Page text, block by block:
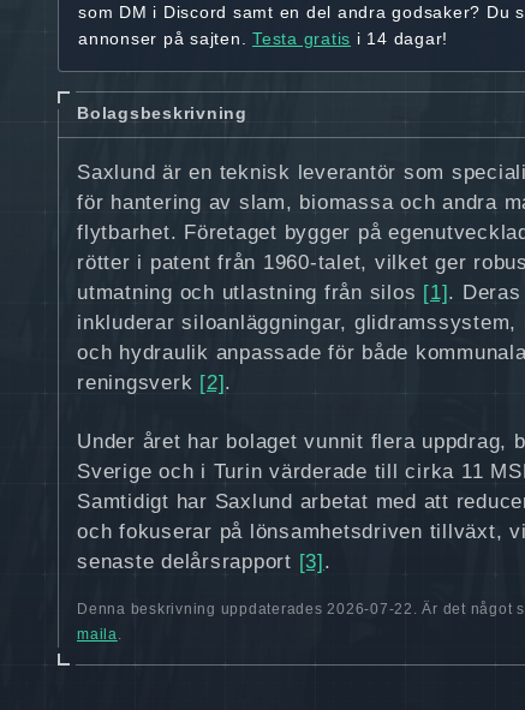
som DM i Discord samt en del andra godsaker? Du
annonser på sajten. Testa gratis i 14 dagar!
Bolagsbeskrivning
Saxlund är en teknisk leverantör som
för hantering av slam, biomassa och andra
flytbarhet. Företaget bygger på
rötter i patent från 1960‑talet, vilket ger
utmatning och utlastning från silos [1] .
inkluderar siloanläggningar, glidramssystem,
och hydraulik anpassade för både
reningsverk [2] .
Under året har bolaget vunnit flera uppdrag,
Sverige och i Turin värderade till cirka 11
Samtidigt har Saxlund arbetat med att
och fokuserar på lönsamhetsdriven tillväxt,
senaste delårsrapport [3] .
Denna beskrivning uppdaterades 2026-07-22. Är det något
maila.